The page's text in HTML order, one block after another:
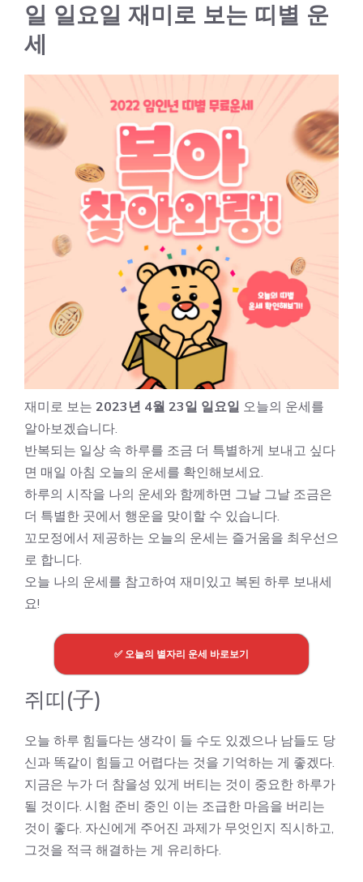
일 일요일 재미로 보는 띠별 운
세
재미로 보는 2023년 4월 23일 일요일 오늘의 운세를
알아보겠습니다.
반복되는 일상 속 하루를 조금 더 특별하게 보내고 싶다
면 매일 아침 오늘의 운세를 확인해보세요.
하루의 시작을 나의 운세와 함께하면 그날 그날 조금은
더 특별한 곳에서 행운을 맞이할 수 있습니다.
꼬모정에서 제공하는 오늘의 운세는 즐거움을 최우선으
로 합니다.
오늘 나의 운세를 참고하여 재미있고 복된 하루 보내세
요!
✅ 오늘의 별자리 운세 바로보기
쥐띠(子)
오늘 하루 힘들다는 생각이 들 수도 있겠으나 남들도 당
신과 똑같이 힘들고 어렵다는 것을 기억하는 게 좋겠다.
지금은 누가 더 참을성 있게 버티는 것이 중요한 하루가
될 것이다. 시험 준비 중인 이는 조급한 마음을 버리는
것이 좋다. 자신에게 주어진 과제가 무엇인지 직시하고,
그것을 적극 해결하는 게 유리하다.